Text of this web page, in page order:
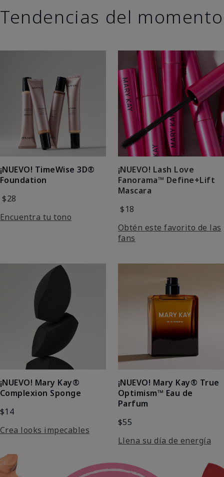
Tendencias del momento
¡NUEVO! TimeWise 3D®
Foundation
$28
Encuentra tu tono
¡NUEVO! Lash Love
Fanorama™ Define+Lift
Mascara
$18
Obtén este favorito de las
fans
¡NUEVO! Mary Kay®
Complexion Sponge
$14
Crea looks impecables
¡NUEVO! Mary Kay® True
Optimism™ Eau de
Parfum
$55
Llena su día de energía